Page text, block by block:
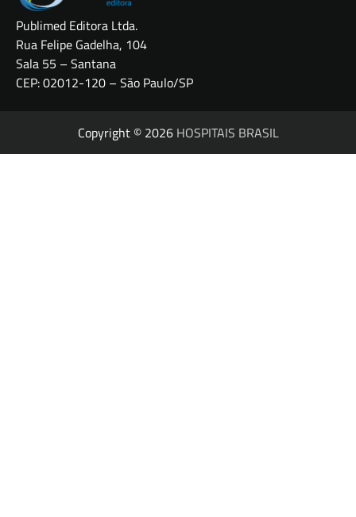
Publimed Editora Ltda.
Rua Felipe Gadelha, 104
Sala 55 – Santana
CEP: 02012-120 – São Paulo/SP
Copyright © 2026 HOSPITAIS BRASIL